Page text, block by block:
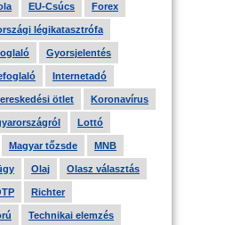
EU-Csúcs Forex
légikatasztrófa
Gyorsjelentés
Internetadó
ötlet Koronavírus
Lottó
Magyar tőzsde MNB
Olaj Olasz választás
Richter
Technikai elemzés